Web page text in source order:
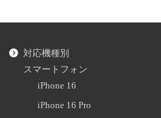
対応機種別
スマートフォン
iPhone 16
iPhone 16 Pro